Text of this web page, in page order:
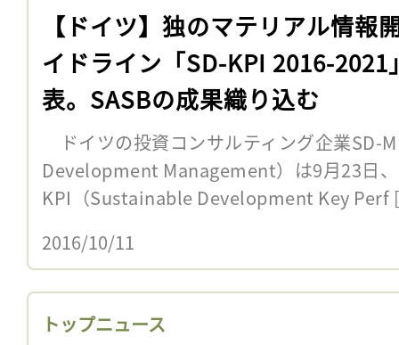
【ドイツ】独のマテリアル情報
イドライン「SD-KPI 2016-2021
表。SASBの成果織り込む
ドイツの投資コンサルティング企業SD-
Development Management）は9月23日
KPI（Sustainable Development Key
2016/10/11
トップニュース